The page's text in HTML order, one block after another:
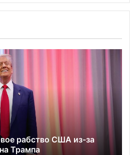
рабство США из-за
Трампа